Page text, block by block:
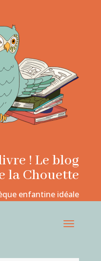
! Le blog
la Chouette
enfantine idéale